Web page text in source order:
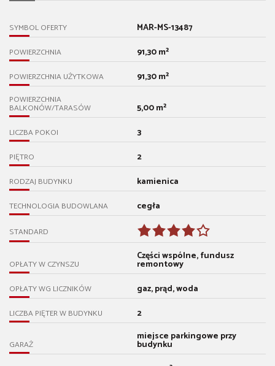
SYMBOL OFERTY MAR-MS-13487
POWIERZCHNIA 91,30 m²
POWIERZCHNIA UŻYTKOWA 91,30 m²
POWIERZCHNIA
BALKONÓW/TARASÓW 5,00 m²
LICZBA POKOI 3
PIĘTRO 2
RODZAJ BUDYNKU kamienica
TECHNOLOGIA BUDOWLANA cegła
STANDARD
OPŁATY W CZYNSZU
Części wspólne, fundusz
remontowy
OPŁATY WG LICZNIKÓW gaz, prąd, woda
LICZBA PIĘTER W BUDYNKU 2
GARAŻ
miejsce parkingowe przy
budynku